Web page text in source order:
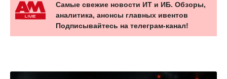
Самые свежие новости ИТ и ИБ. Обзоры,
аналитика, анонсы главных ивентов
Подписывайтесь на телеграм-канал!